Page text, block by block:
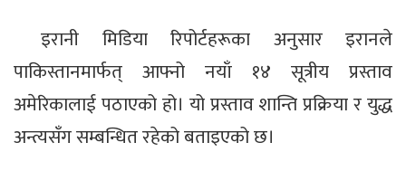
इरानी मिडिया रिपोर्टहरूका अनुसार इरानले
पाकिस्तानमार्फत् आफ्नो नयाँ १४ सूत्रीय प्रस्ताव
अमेरिकालाई पठाएको हो। यो प्रस्ताव शान्ति प्रक्रिया र युद्ध
अन्त्यसँग सम्बन्धित रहेको बताइएको छ।